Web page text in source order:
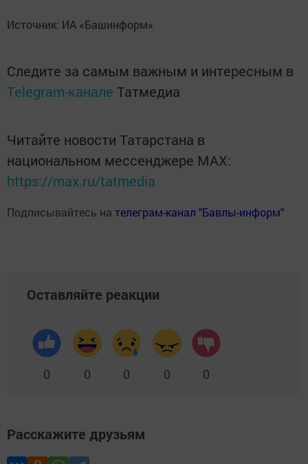
Источник: ИА «Башинформ»
Следите за самым важным и интересным в
Telegram-канале Татмедиа
Читайте новости Татарстана в
национальном мессенджере MАХ:
https://max.ru/tatmedia
Подписывайтесь на телеграм-канал "Бавлы-информ"
Оставляйте реакции
0 0 0 0 0
Расскажите друзьям